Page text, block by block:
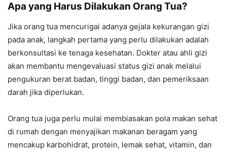
Apa yang Harus Dilakukan Orang Tua?
Jika orang tua mencurigai adanya gejala kekurangan gizi
pada anak, langkah pertama yang perlu dilakukan adalah
berkonsultasi ke tenaga kesehatan. Dokter atau ahli gizi
akan membantu mengevaluasi status gizi anak melalui
pengukuran berat badan, tinggi badan, dan pemeriksaan
darah jika diperlukan.
Orang tua juga perlu mulai membiasakan pola makan sehat
di rumah dengan menyajikan makanan beragam yang
mencakup karbohidrat, protein, lemak sehat, vitamin, dan